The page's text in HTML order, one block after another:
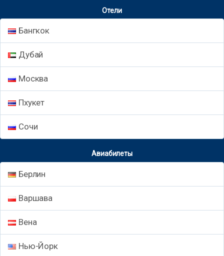
Отели
Бангкок
Дубай
Москва
Пхукет
Сочи
Авиабилеты
Берлин
Варшава
Вена
Нью-Йорк